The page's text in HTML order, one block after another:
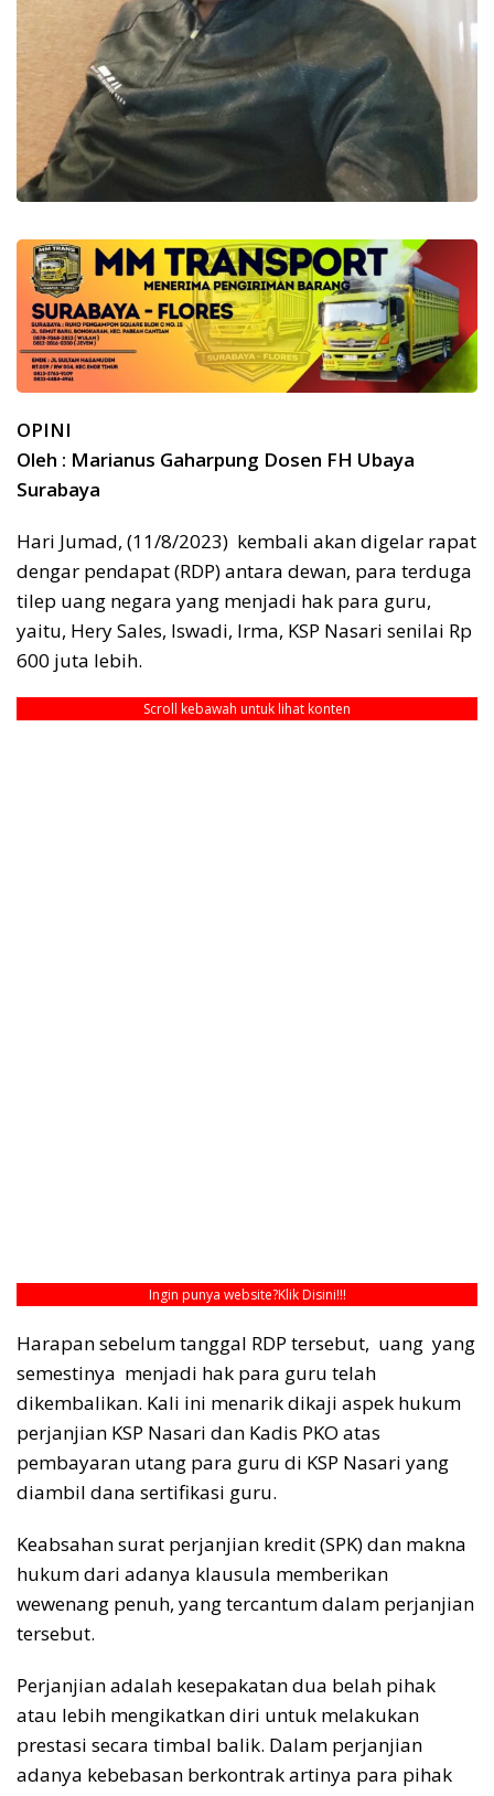
OPINI
Oleh : Marianus Gaharpung Dosen FH Ubaya
Surabaya
Hari Jumad, (11/8/2023) kembali akan digelar rapat
dengar pendapat (RDP) antara dewan, para terduga
tilep uang negara yang menjadi hak para guru,
yaitu, Hery Sales, Iswadi, Irma, KSP Nasari senilai Rp
600 juta lebih.
Scroll kebawah untuk lihat konten
Ingin punya website?Klik Disini!!!
Harapan sebelum tanggal RDP tersebut, uang yang
semestinya menjadi hak para guru telah
dikembalikan. Kali ini menarik dikaji aspek hukum
perjanjian KSP Nasari dan Kadis PKO atas
pembayaran utang para guru di KSP Nasari yang
diambil dana sertifikasi guru.
Keabsahan surat perjanjian kredit (SPK) dan makna
hukum dari adanya klausula memberikan
wewenang penuh, yang tercantum dalam perjanjian
tersebut.
Perjanjian adalah kesepakatan dua belah pihak
atau lebih mengikatkan diri untuk melakukan
prestasi secara timbal balik. Dalam perjanjian
adanya kebebasan berkontrak artinya para pihak